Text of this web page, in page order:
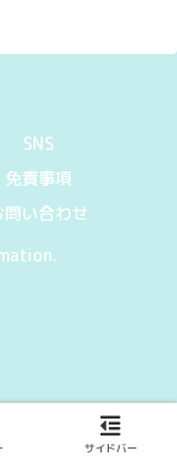
SNS
免責事項
問い合わせ
サイドバー